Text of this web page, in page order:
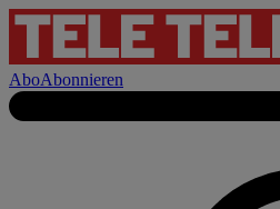
AboAbonnieren